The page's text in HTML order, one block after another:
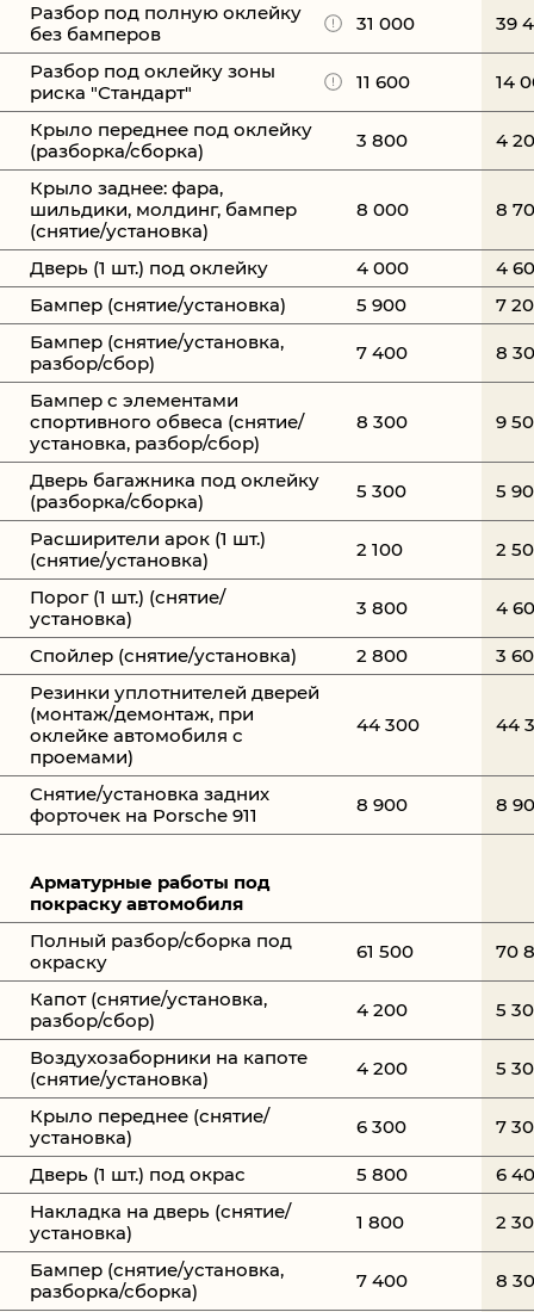
Разбор под полную оклейку
без бамперов
31 000 39
Разбор под оклейку зоны
риска "Стандарт"
11 600 14
Крыло переднее под оклейку
(разборка/сборка)
3 800 4
Крыло заднее: фара,
шильдики, молдинг, бампер
(снятие/установка)
8 000 8
Дверь (1 шт.) под оклейку 4 000
4
Бампер (снятие/установка)
5 900
7
Бампер (снятие/установка,
разбор/сбор)
7 400 8
Бампер с элементами
спортивного обвеса (снятие/
установка, разбор/сбор)
8 300 9
Дверь багажника под оклейку
(разборка/сборка)
5 300 5
Расширители арок (1 шт.)
(снятие/установка)
2 100 2
Порог (1 шт.) (снятие/
установка)
3 800 4
Спойлер (снятие/установка) 2 800
3
Резинки уплотнителей дверей
(монтаж/демонтаж, при
оклейке автомобиля с
проемами)
44 300 44
Снятие/установка задних
форточек на Porsche 911
8 900 8
Арматурные работы под
покраску автомобиля
Полный разбор/сборка под
окраску
61 500 70
Капот (снятие/установка,
разбор/сбор)
4 200 5
Воздухозаборники на капоте
(снятие/установка)
4 200 5
Крыло переднее (снятие/
установка)
6 300 7
Дверь (1 шт.) под окрас 5 800
6
Накладка на дверь (снятие/
установка)
1 800 2
Бампер (снятие/установка,
разборка/сборка)
7 400 8